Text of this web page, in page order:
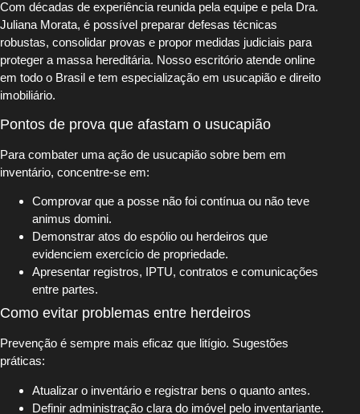
Com décadas de experiência reunida pela equipe e pela Dra.
Juliana Morata, é possível preparar defesas técnicas
robustas, consolidar provas e propor medidas judiciais para
proteger a massa hereditária. Nosso escritório atende online
em todo o Brasil e tem especialização em usucapião e direito
imobiliário.
Pontos de prova que afastam o usucapião
Para combater uma ação de usucapião sobre bem em
inventário, concentre-se em:
Comprovar que a posse não foi contínua ou não teve
animus domini.
Demonstrar atos do espólio ou herdeiros que
evidenciem exercício de propriedade.
Apresentar registros, IPTU, contratos e comunicações
entre partes.
Como evitar problemas entre herdeiros
Prevenção é sempre mais eficaz que litígio. Sugestões
práticas:
Atualizar o inventário e registrar bens o quanto antes.
Definir administração clara do imóvel pelo inventariante.